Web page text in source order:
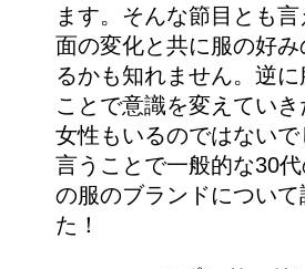
ます。そんな節目とも
面の変化と共に服の好
るかも知れません。逆
ことで意識を変えてい
女性もいるのではないで
言うことで一般的な30
の服のブランドについて
た！